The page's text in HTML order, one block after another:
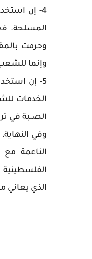
4- إن
المسلحة.
وحرمت
وإنما
5- إن
الخدمات
الصلبة في
وفي
الناعمة
الذي يعاني